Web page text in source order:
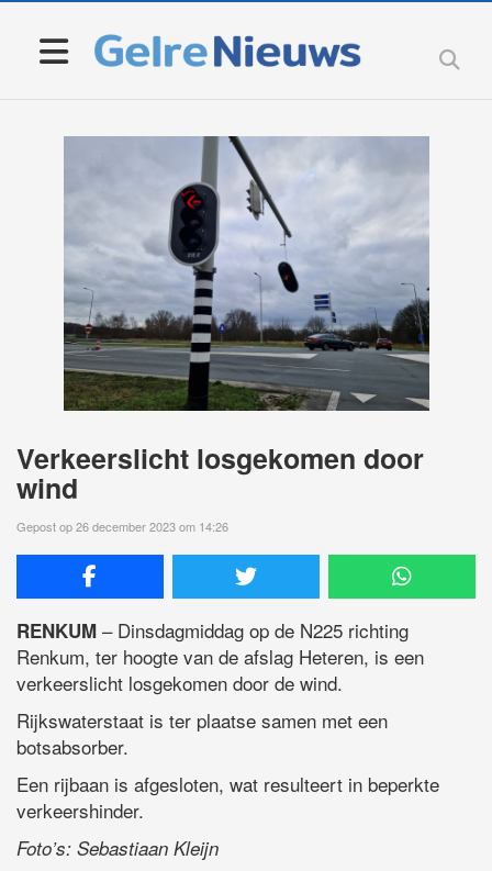
Verkeerslicht losgekomen door
wind
Gepost op 26 december 2023 om 14:26
RENKUM – Dinsdagmiddag op de N225 richting
Renkum, ter hoogte van de afslag Heteren, is een
verkeerslicht losgekomen door de wind.
Rijkswaterstaat is ter plaatse samen met een
botsabsorber.
Een rijbaan is afgesloten, wat resulteert in beperkte
verkeershinder.
Foto’s: Sebastiaan Kleijn